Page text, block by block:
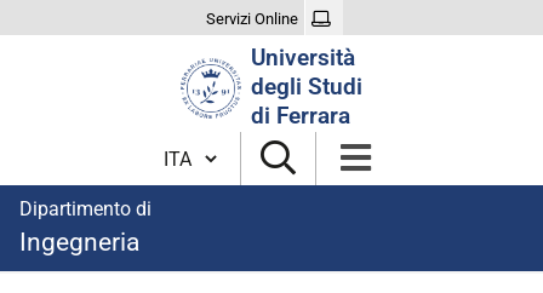
Servizi Online
Università
degli Studi
di Ferrara
Cambia lingua
Dipartimento di
Ingegneria